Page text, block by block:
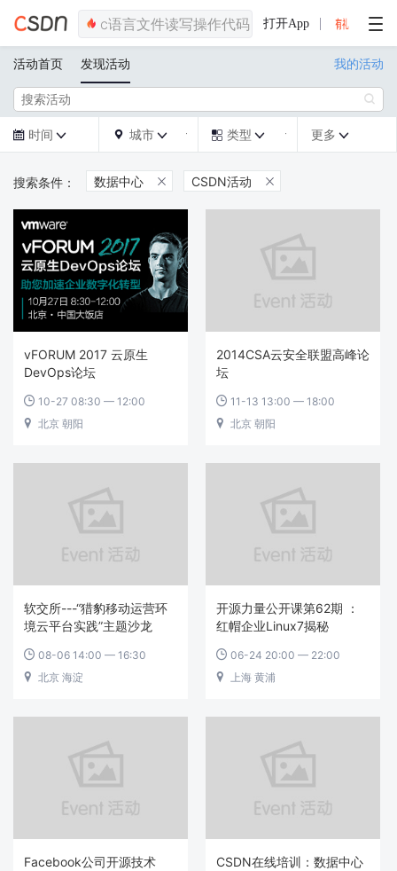
打开App
活动首页 发现活动 我的活动

 时间   城市   类型  更多 
数据中心  CSDN活动 
vFORUM 2017 云原生
DevOps论坛
 10-27 08:30 — 12:00
 北京 朝阳
2014CSA云安全联盟高峰论
坛
 11-13 13:00 — 18:00
 北京 朝阳
软交所---“猎豹移动运营环
境云平台实践”主题沙龙
 08-06 14:00 — 16:30
 北京 海淀
开源力量公开课第62期 ：
红帽企业Linux7揭秘
 06-24 20:00 — 22:00
 上海 黄浦
Facebook公司开源技术
CSDN在线培训：数据中心